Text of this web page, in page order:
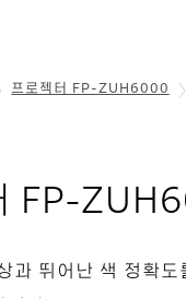
프로젝터 FP-ZUH6000
FP-
과 뛰어난 색 정확